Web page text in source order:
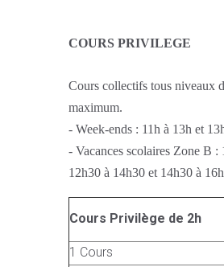
COURS PRIVILEGE
Cours collectifs tous niveaux
maximum.
- Week-ends : 11h à 13h et
- Vacances scolaires Zone B :
12h30 à 14h30 et 14h30 à
Cours Privilège de 2h
1 Cours